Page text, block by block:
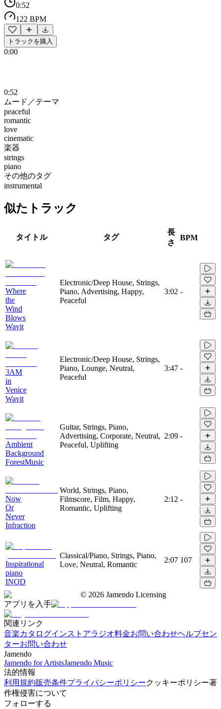
0:52
122 BPM
トラックを購入
0:00
0:52
ムード／テーマ
peaceful
romantic
love
cinematic
楽器
strings
piano
その他のタグ
instrumental
似たトラック
タイトル タグ
長
さ
BPM
Where
the
Wind
Blows
Wavit
Electronic/Deep House, Strings,
Piano, Advertising, Happy,
Peaceful
3:02 -
3AM
in
Venice
Wavit
Electronic/Deep House, Strings,
Piano, Lounge, Neutral,
Peaceful
3:47 -
Ambient
Background
ForestMusic
Guitar, Strings, Piano,
Advertising, Corporate, Neutral,
Peaceful, Uplifting
2:09 -
Now
Or
Never
Infraction
World, Strings, Piano,
Filmscore, Film, Happy,
Romantic, Uplifting
2:12 -
Inspirational
piano
INOD
Classical/Piano, Strings, Piano,
Love, Neutral, Romantic
2:07 107
© 2026 Jamendo Licensing
アプリを入手
関連リンク
音楽カタログインストアラジオ料金お問い合わせヘルプセン
ターお問い合わせ
Jamendo
Jamendo for ArtistsJamendo Music
法的情報
利用規約販売条件プライバシーポリシークッキーポリシー著
作権侵害について
フォローする